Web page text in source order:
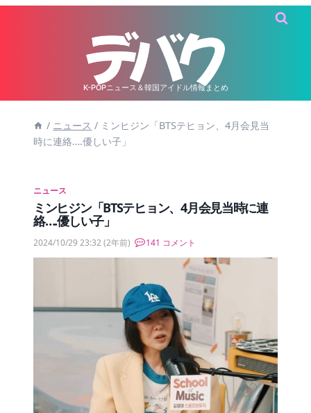
K-POPニュース＆韓国アイドル情報まとめ
/ ニュース / ミンヒジン「BTSテヒョン、4月会見当
時に連絡….優しい子」
ニュース
ミンヒジン「BTSテヒョン、4月会見当時に連
絡….優しい子」
2024/10/29 23:32 (2年前) 141 コメント